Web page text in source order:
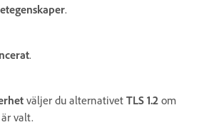
.
.
väljer du alternativet TLS 1.2 om
valt.